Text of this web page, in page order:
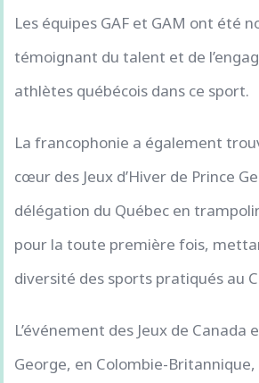
Les équipes GAF et GAM ont été
témoignant du talent et de
athlètes québécois dans ce sport.
La francophonie a également
cœur des Jeux d’Hiver de Prince
délégation du Québec en
pour la toute première fois,
diversité des sports pratiqués au
L’événement des Jeux de Canada
George, en Colombie-